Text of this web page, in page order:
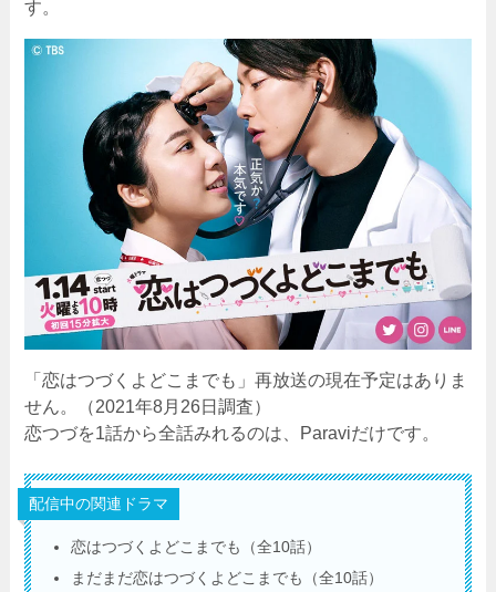
す。
「恋はつづくよどこまでも」再放送の現在予定はありま
せん。（2021年8月26日調査）
恋つづを1話から全話みれるのは、Paraviだけです。
配信中の関連ドラマ
恋はつづくよどこまでも（全10話）
まだまだ恋はつづくよどこまでも（全10話）